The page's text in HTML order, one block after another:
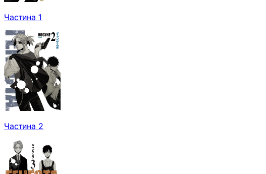
Частина 1
Частина 2